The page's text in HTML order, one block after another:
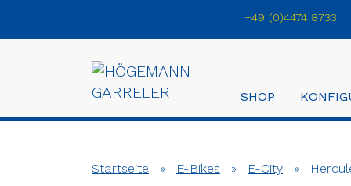
+49 (0)4474 8733
SHOP
Startseite » E-Bikes » E-City »